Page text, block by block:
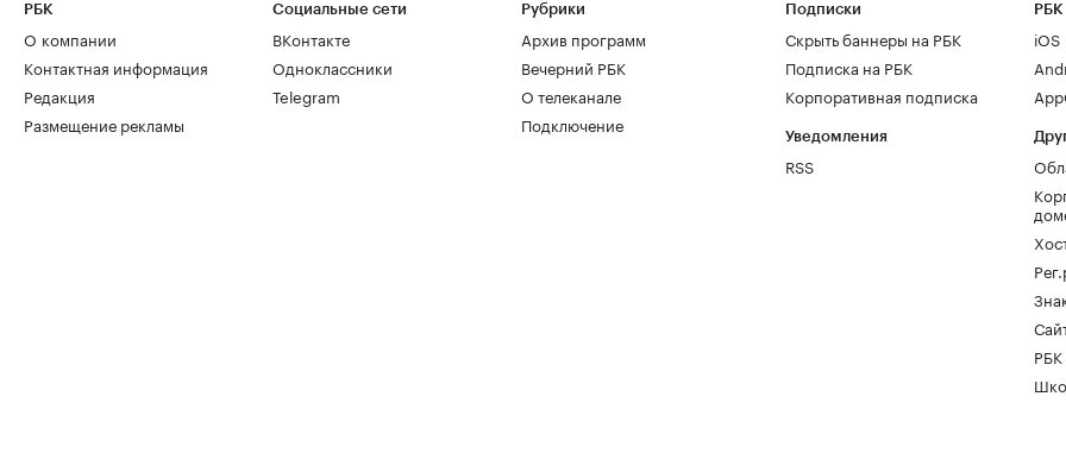
РБК
О компании
Контактная информация
Редакция
Размещение рекламы
Социальные сети
ВКонтакте
Одноклассники
Telegram
Рубрики
Архив программ
Вечерний РБК
О телеканале
Подключение
Подписки
Скрыть баннеры на РБК
Подписка на РБК
Корпоративная подписка
Уведомления
RSS
РБК
iOS